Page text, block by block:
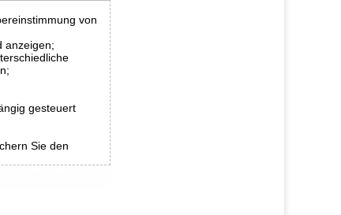
von
anzeigen;
gesteuert
Sie den